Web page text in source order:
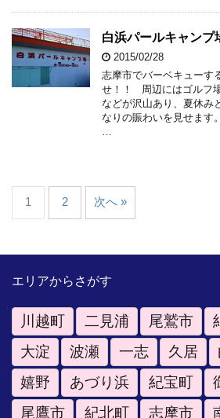
白浜パールキャンプ
2015/02/28
志摩市でバーベキューす
せ！！ 周辺にはゴルフ
などが沢山あり、夏休み
なりの賑わいを見せます
…
1 2 次へ »
エリアからさがす
川越町 二見浦 尾鷲市
大淀
波瀬 一志 久居
嬉野
あづり浜 紀宝町
尾鷹市
紀北町 志摩市